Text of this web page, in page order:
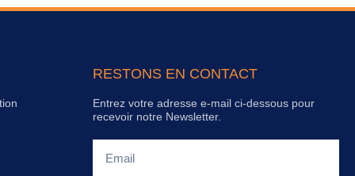
RESTONS EN CONTACT
Entrez votre adresse e-mail ci-dessous pour
recevoir notre Newsletter.